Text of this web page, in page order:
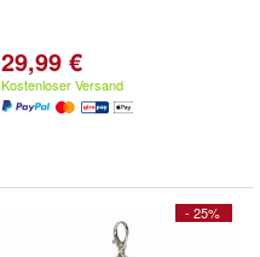
29,99 €
Kostenloser Versand
- 25%